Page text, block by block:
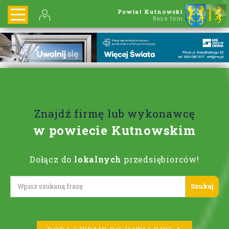
Powiat Kutnowski
Baza firm
Znajdź firmę lub wykonawcę
w powiecie Kutnowskim
Dołącz do lokalnych przedsiębiorców!
Lorem ipsum